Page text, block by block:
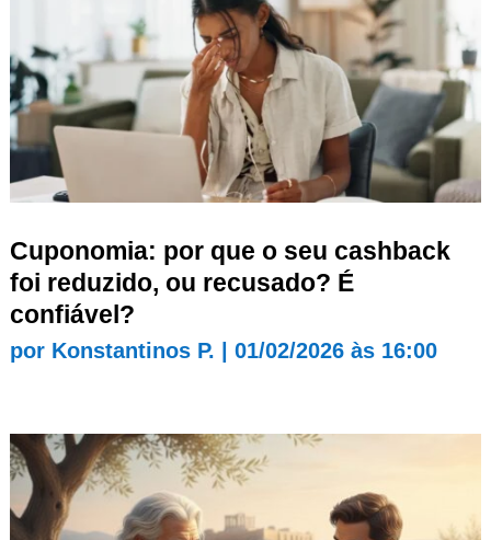
Cuponomia: por que o seu cashback
foi reduzido, ou recusado? É
confiável?
por Konstantinos P. 01/02/2026 às 16:00